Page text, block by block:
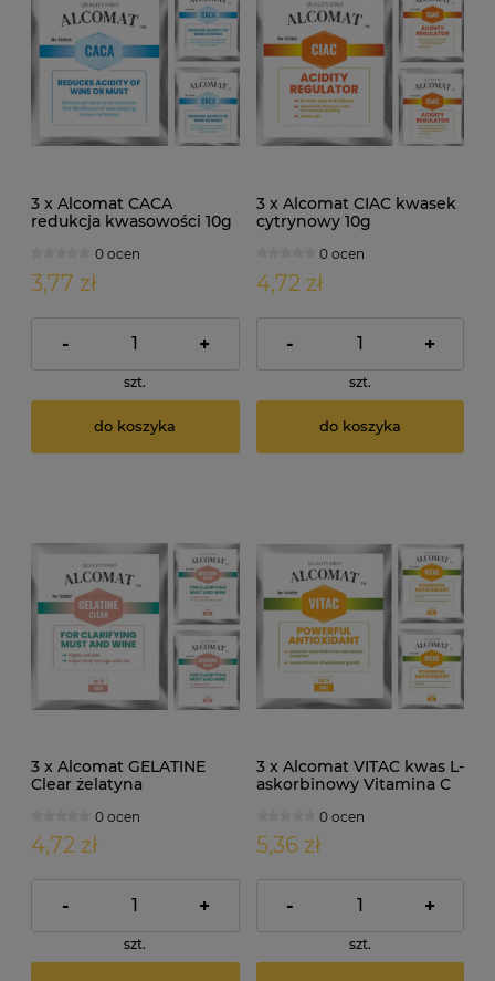
3 x Alcomat CACA
redukcja kwasowości 10g
0 ocen
3,77 zł
- +
szt.
do koszyka
3 x Alcomat CIAC kwasek
cytrynowy 10g
0 ocen
4,72 zł
- +
szt.
do koszyka
3 x Alcomat GELATINE
Clear żelatyna
0 ocen
4,72 zł
- +
szt.
3 x Alcomat VITAC kwas L-
askorbinowy Vitamina C
0 ocen
5,36 zł
- +
szt.